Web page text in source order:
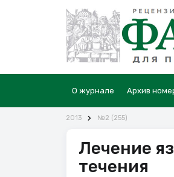
О журнале Архив
2013 №2 (255)
Лечение
течения